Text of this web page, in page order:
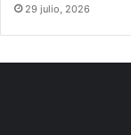
29 julio, 2026